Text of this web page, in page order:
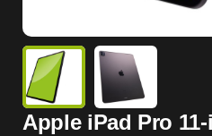
Apple iPad Pro